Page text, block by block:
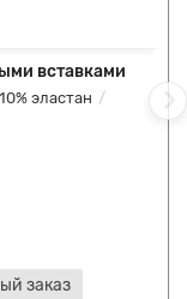
вставками
эластан
заказ